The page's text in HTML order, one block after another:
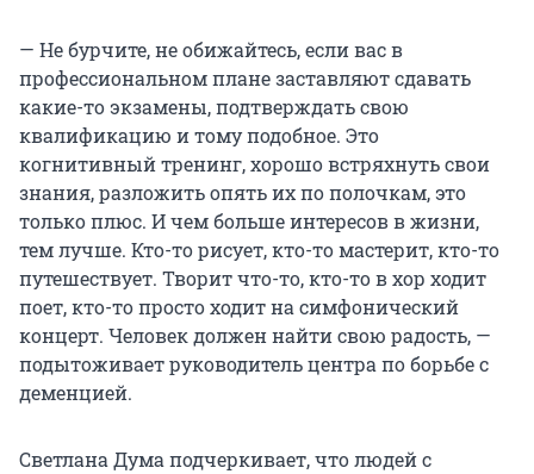
— Не бурчите, не обижайтесь, если вас в
профессиональном плане заставляют сдавать
какие-то экзамены, подтверждать свою
квалификацию и тому подобное. Это
когнитивный тренинг, хорошо встряхнуть свои
знания, разложить опять их по полочкам, это
только плюс. И чем больше интересов в жизни,
тем лучше. Кто-то рисует, кто-то мастерит, кто-то
путешествует. Творит что-то, кто-то в хор ходит
поет, кто-то просто ходит на симфонический
концерт. Человек должен найти свою радость, —
подытоживает руководитель центра по борьбе с
деменцией.
Светлана Дума подчеркивает, что людей с